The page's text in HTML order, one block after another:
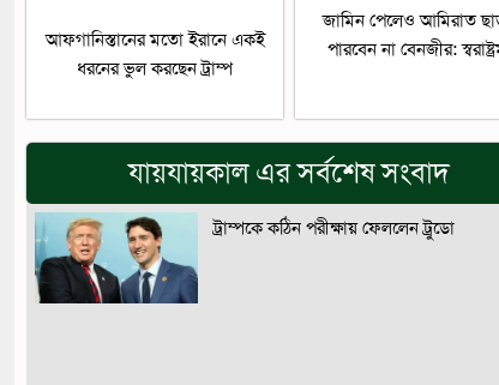
আফগানিস্তানের মতো ইরানে একই
ধরনের ভুল করছেন ট্রাম্প
জামিন পেলেও আমিরাত
পারবেন না বেনজীর:
যায়যায়কাল এর সর্বশেষ সংবাদ
ট্রাম্পকে কঠিন পরীক্ষায় ফেললেন ট্রুডো